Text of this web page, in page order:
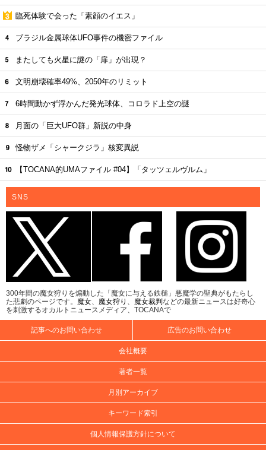
臨死体験で会った「素顔のイエス」
ブラジル金属球体UFO事件の機密ファイル
またしても火星に謎の「扉」が出現？
文明崩壊確率49%、2050年のリミット
6時間動かず浮かんだ発光球体、コロラド上空の謎
月面の「巨大UFO群」新説の中身
怪物ザメ「シャークジラ」核変異説
【TOCANA的UMAファイル #04】「タッツェルヴルム」
SNS
300年間の魔女狩りを煽動した「魔女に与える鉄槌」悪魔学の聖典がもたらし
た悲劇のページです。 魔女、 魔女狩り 、 魔女裁判 などの最新ニュースは好奇心
を刺激するオカルトニュースメディア、TOCANAで
記事へのお問い合わせ 広告のお問い合わせ
会社概要
著者一覧
月別アーカイブ
キーワード索引
個人情報保護方針について